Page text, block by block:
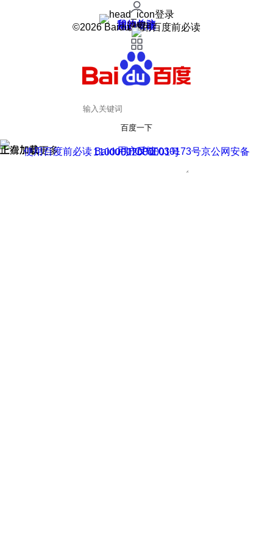
登录
我的关注
我的收藏
皮肤中心
用户反馈
设置
©2026 Baidu 使用百度前必读
百度一下
正在加载
上滑加载更多 用户反馈
使用百度前必读 Baidu 京ICP证030173号
京公网安备11000002000001号